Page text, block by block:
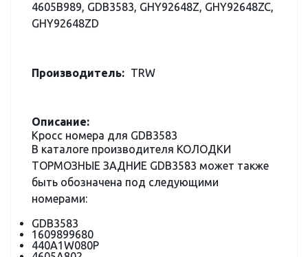
4605B989, GDB3583, GHY92648Z, GHY92648ZC,
GHY92648ZD
Производитель: TRW
Описание:
Кросс номера для GDB3583
В каталоге производителя КОЛОДКИ
ТОРМОЗНЫЕ ЗАДНИЕ GDB3583 может также
быть обозначена под следующими
номерами:
GDB3583
1609899680
440A1W080P